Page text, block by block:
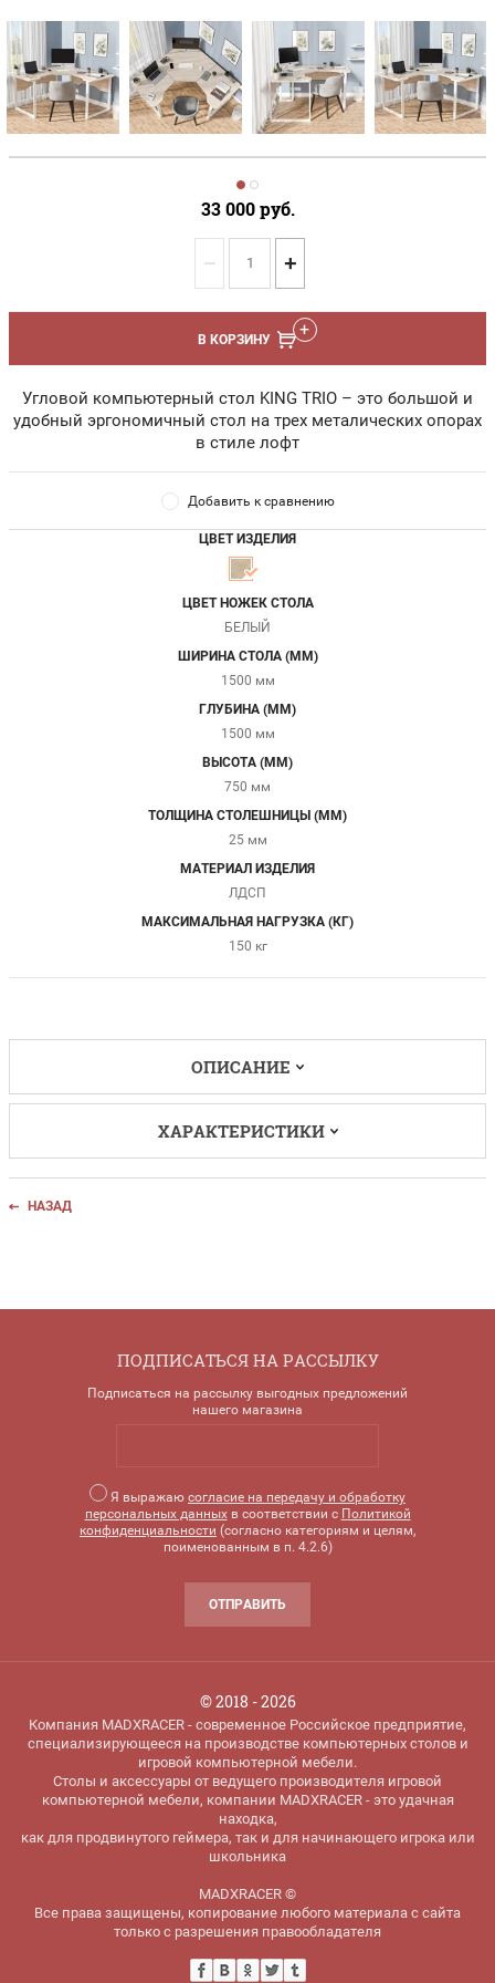
33 000руб.
− +
В КОРЗИНУ
Угловой компьютерный стол KING TRIO – это большой и
удобный эргономичный стол на трех металических опорах
в стиле лофт
Добавить к сравнению
ЦВЕТ ИЗДЕЛИЯ
ЦВЕТ НОЖЕК СТОЛА
БЕЛЫЙ
ШИРИНА СТОЛА (ММ)
1500 мм
ГЛУБИНА (ММ)
1500 мм
ВЫСОТА (ММ)
750 мм
ТОЛЩИНА СТОЛЕШНИЦЫ (ММ)
25 мм
МАТЕРИАЛ ИЗДЕЛИЯ
ЛДСП
МАКСИМАЛЬНАЯ НАГРУЗКА (КГ)
150 кг
ОПИСАНИЕ
ХАРАКТЕРИСТИКИ
НАЗАД
ПОДПИСАТЬСЯ НА РАССЫЛКУ
Подписаться на рассылку выгодных предложений
нашего магазина
Я выражаю согласие на передачу и обработку
персональных данныхв соответствии с Политикой
конфиденциальности (согласно категориям и целям,
поименованным в п. 4.2.6)
ОТПРАВИТЬ
© 2018 - 2026
Компания MADXRACER - современное Российское предприятие,
специализирующееся на производстве компьютерных столов и
игровой компьютерной мебели.
Столы и аксессуары от ведущего производителя игровой
компьютерной мебели, компании MADXRACER - это удачная
находка,
как для продвинутого геймера, так и для начинающего игрока или
школьника
MADXRACER ©
Все права защищены, копирование любого материала с сайта
только с разрешения правообладателя